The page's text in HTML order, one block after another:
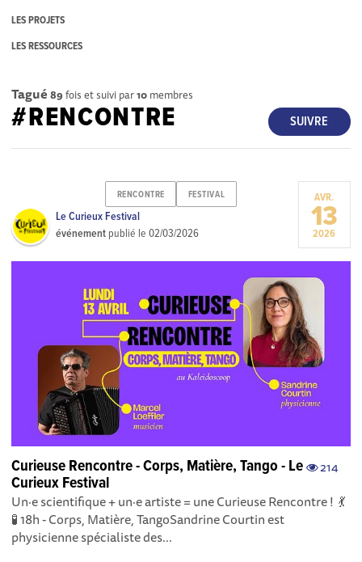
LES PROJETS
LES RESSOURCES
Tagué 89 fois et suivi par10 membres
SUIVRE
#RENCONTRE
RENCONTRE FESTIVAL
Le Curieux Festival
événement publié le02/03/2026
AVR.
13
2026
214
Curieuse Rencontre - Corps, Matière, Tango - Le
Curieux Festival
Un·e scientifique + un·e artiste = une Curieuse Rencontre ! 💃
🧪 18h - Corps, Matière, TangoSandrine Courtin est
physicienne spécialiste des...